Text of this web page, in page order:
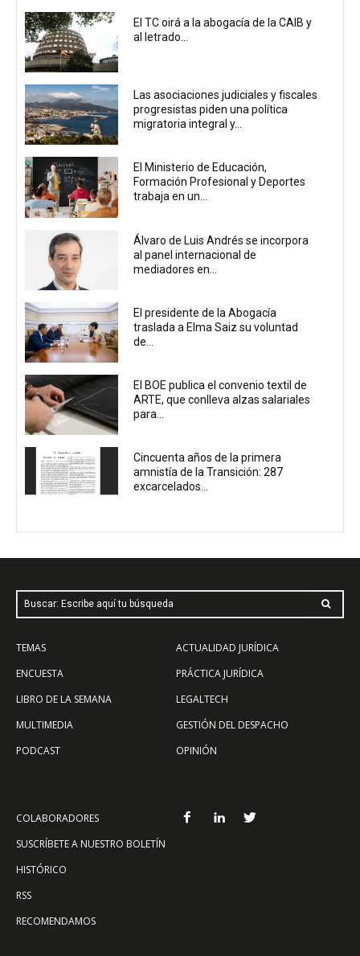
El TC oirá a la abogacía de la CAIB y
al letrado...
Las asociaciones judiciales y fiscales
progresistas piden una política
migratoria integral y...
El Ministerio de Educación,
Formación Profesional y Deportes
trabaja en un...
Álvaro de Luis Andrés se incorpora
al panel internacional de
mediadores en...
El presidente de la Abogacía
traslada a Elma Saiz su voluntad
de...
El BOE publica el convenio textil de
ARTE, que conlleva alzas salariales
para...
Cincuenta años de la primera
amnistía de la Transición: 287
excarcelados...
Buscar: Escribe aquí tu búsqueda
TEMAS
ENCUESTA
LIBRO DE LA SEMANA
MULTIMEDIA
PODCAST
ACTUALIDAD JURÍDICA
PRÁCTICA JURÍDICA
LEGALTECH
GESTIÓN DEL DESPACHO
OPINIÓN
COLABORADORES
SUSCRÍBETE A NUESTRO BOLETÍN
HISTÓRICO
RSS
RECOMENDAMOS